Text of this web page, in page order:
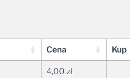
Cena Kup
4,00 zł